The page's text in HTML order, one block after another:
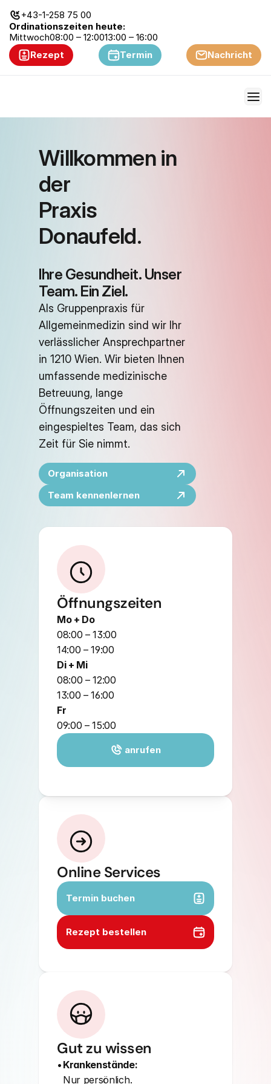
+43-1-258 75 00
Mittwoch08:00 – 12:0013:00 – 16:00
Ordinationszeiten heute:
Rezept Termin Nachricht
Willkommen in
der
Praxis
Donaufeld.
Ihre Gesundheit. Unser
Team. Ein Ziel.
Als Gruppenpraxis für
Allgemeinmedizin sind wir Ihr
verlässlicher Ansprechpartner
in 1210 Wien. Wir bieten Ihnen
umfassende medizinische
Betreuung, lange
Öffnungszeiten und ein
eingespieltes Team, das sich
Zeit für Sie nimmt.
Organisation
Team kennenlernen
Öffnungszeiten
Mo + Do
08:00 – 13:00
14:00 – 19:00
Di + Mi
08:00 – 12:00
13:00 – 16:00
Fr
09:00 – 15:00
anrufen
Online Services
Termin buchen
Rezept bestellen
Gut zu wissen
• Krankenstände:
Nur persönlich.